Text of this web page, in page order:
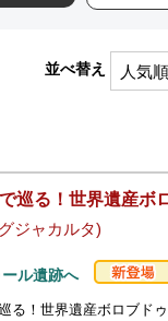
並べ替え
巡る！世界遺産ボ
ジャカルタ)
ル遺跡へ